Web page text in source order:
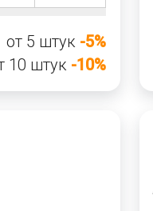
от 5 штук -5%
10 штук -10%